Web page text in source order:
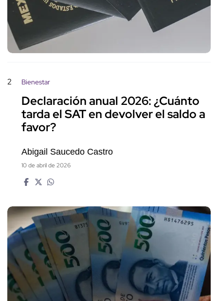
2 Bienestar
Declaración anual 2026: ¿Cuánto
tarda el SAT en devolver el saldo a
favor?
Abigail Saucedo Castro
10 de abril de 2026